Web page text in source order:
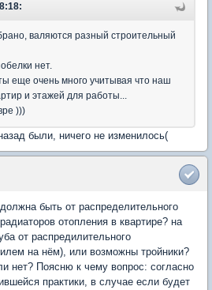
валяются разный строительный
нет.
еще очень много учитывая что наш
и этажей для работы...
)))
были, ничего не изменилось(
быть от распределительного
отопления в квартире? на
от распредилительного
на нём), или возможны тройники?
нет? Поясню к чему вопрос: согласно
практики, в случае если будет